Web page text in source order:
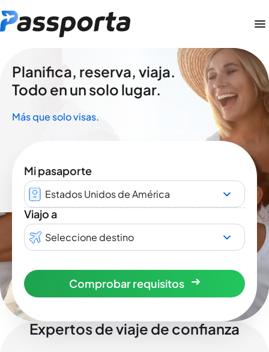
Planifica, reserva, viaja.
Todo en un solo lugar.
Más que solo visas.
Mi pasaporte
Estados Unidos de América
Viajo a
Seleccione destino
Comprobar requisitos
Expertos de viaje de confianza